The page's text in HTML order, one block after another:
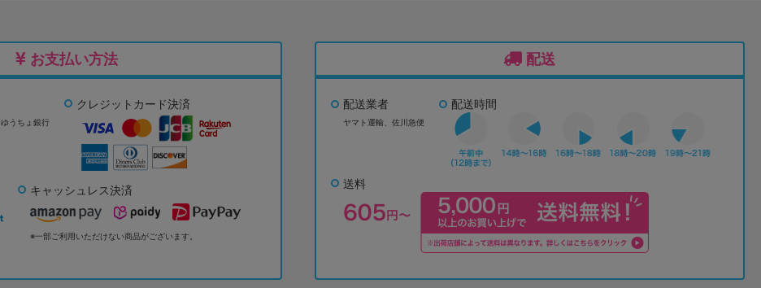
お支払い方法
ゆうちょ銀行
クレジットカード決済
キャッシュレス決済
※一部ご利用いただけない商品がございます。
配送
配送業者
ヤマト運輸、佐川急便
配送時間
送料